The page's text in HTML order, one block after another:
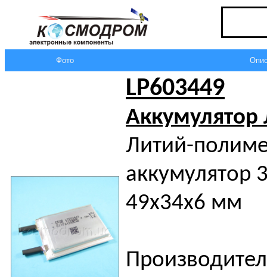
Фото
LP603449
Аккумулятор
Литий-
аккумулятор
49x34x6 мм